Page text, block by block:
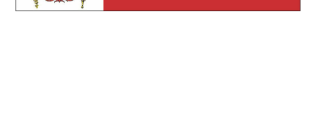
Brandenburg e.V.